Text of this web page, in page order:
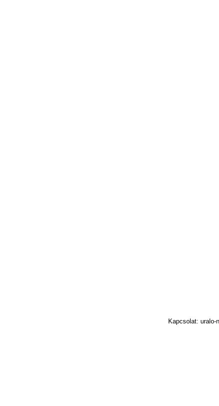
Kapcsolat: uralo-